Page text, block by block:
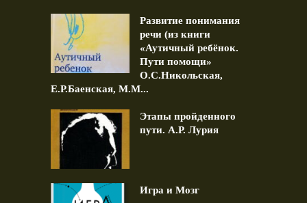
Развитие понимания
речи (из книги
«Аутичный ребёнок.
Пути помощи»
О.С.Никольская,
Е.Р.Баенская, М.М...
Этапы пройденного
пути. А.Р. Лурия
Игра и Мозг